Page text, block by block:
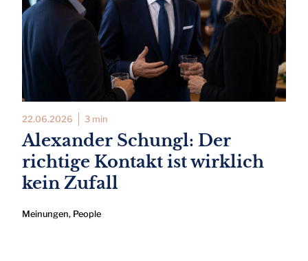
22.06.2026 3 min
Alexander Schungl: Der
richtige Kontakt ist wirklich
kein Zufall
Meinungen, People